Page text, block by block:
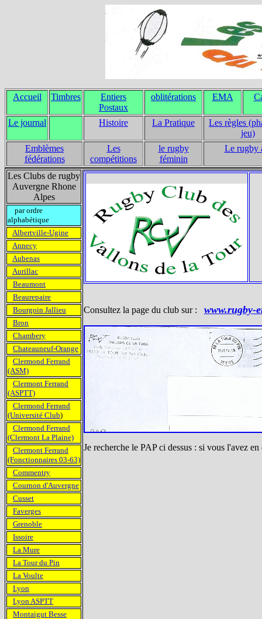
Accueil Timbres
Entiers
Postaux
oblitérations EMA
Le journal Histoire La Pratique
Les règles
jeu)
Emblèmes
fédérations
Les
compétitions
le rugby
féminin
Le rugby
Les Clubs de rugby
Auvergne Rhone
Alpes
Consultez la page du club sur : www.rugby-
Je recherche le PAP ci dessus : si vous l'avez
par ordre
alphabétique
Albertville-Ugine
Annecy
Aubenas
Aurillac
Beaumont
Beaurepaire
Bourgoin Jallieu
Bron
Chambery
Chateauneuf-Orange
Clermond Ferrand
(ASM)
Clermont Ferrand
(ASPTT)
Clermond Ferrand
(Université Club)
Clermond Ferrand
(Clermont La Plaine)
Clermont Ferrand
(Fonctionnaires 03-63)
Commentry
Cournon d'Auvergne
Cusset
Faverges
Grenoble
Issoire
La Mure
La Tour du Pin
La Voulte
Lyon
Lyon ASPTT
Montaigut Besse